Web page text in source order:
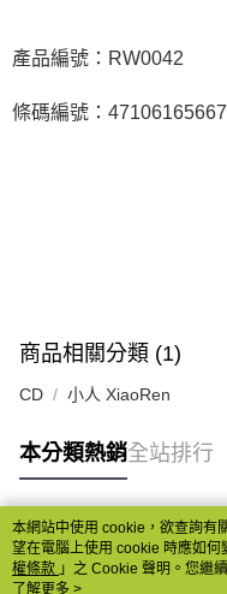
產品編號：RW0042
條碼編號：
商品相關分類 (1)
CD 小人 XiaoRen
本分類熱銷全站排行
熱門標籤
本網站中使用 cookie，欲查詢有
望在電腦上使用 cookie 時應如
權條款 」之 Cookie 聲明。您繼
用條款之 Cookie 聲明使用 cookie
了解更多 >